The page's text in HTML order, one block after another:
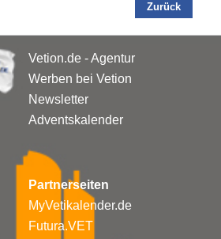
Zurück
Vetion.de - Agentur
Werben bei Vetion
Newsletter
Adventskalender
Partnerseiten
MyVetikalender.de
Futura.VET